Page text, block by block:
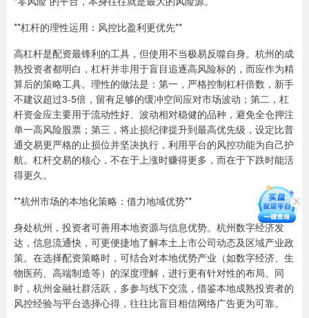
**杠杆的理性运用：风控比盈利更优先**
高杠杆是配资最锋利的工具，但使用不当极易反噬自身。杭州的成
熟投资者都明白，杠杆并非用于盲目追逐高风险标的，而应作为精
算后的策略工具。理性的做法是：第一，严格控制杠杆倍数，新手
不建议超过3-5倍，留有足够的缓冲空间应对市场波动；第二，杠
杆资金应主要用于流动性好、波动相对稳健的品种，避免全仓押注
单一高风险股票；第三，将止损纪律提升到最高优先级，设定比普
通交易更严格的止损位并坚决执行，利用平台的风控功能为自己护
航。杠杆交易的核心，不在于上涨时赚得更多，而在于下跌时能活
得更久。
**杭州市场的本地化策略：借力地域优势**
身处杭州，投资者可善用本地资源与信息优势。杭州数字经济发
达，信息流通快，可更便捷地了解本土上市公司动态及区域产业政
策。在选择配资策略时，可结合对本地优势产业（如数字经济、生
物医药、高端制造等）的深度理解，进行更有针对性的布局。同
时，杭州金融社群活跃，多参与线下交流，借鉴本地成熟投资者的
风控经验与平台选择心得，往往比盲目相信网络广告更为可靠。